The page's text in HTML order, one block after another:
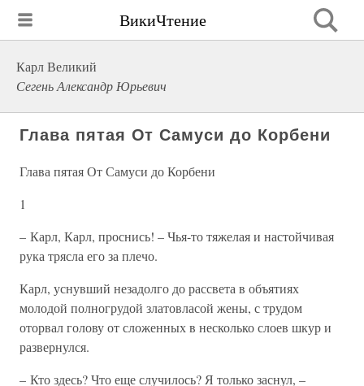
ВикиЧтение
Карл Великий
Сегень Александр Юрьевич
Глава пятая От Самуси до Корбени
Глава пятая От Самуси до Корбени
1
– Карл, Карл, проснись! – Чья-то тяжелая и настойчивая
рука трясла его за плечо.
Карл, уснувший незадолго до рассвета в объятиях
молодой полногрудой златовласой жены, с трудом
оторвал голову от сложенных в несколько слоев шкур и
развернулся.
– Кто здесь? Что еще случилось? Я только заснул, –